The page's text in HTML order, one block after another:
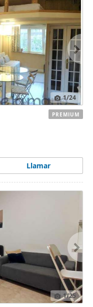
1/24
Llamar
PREMIUM
1/25